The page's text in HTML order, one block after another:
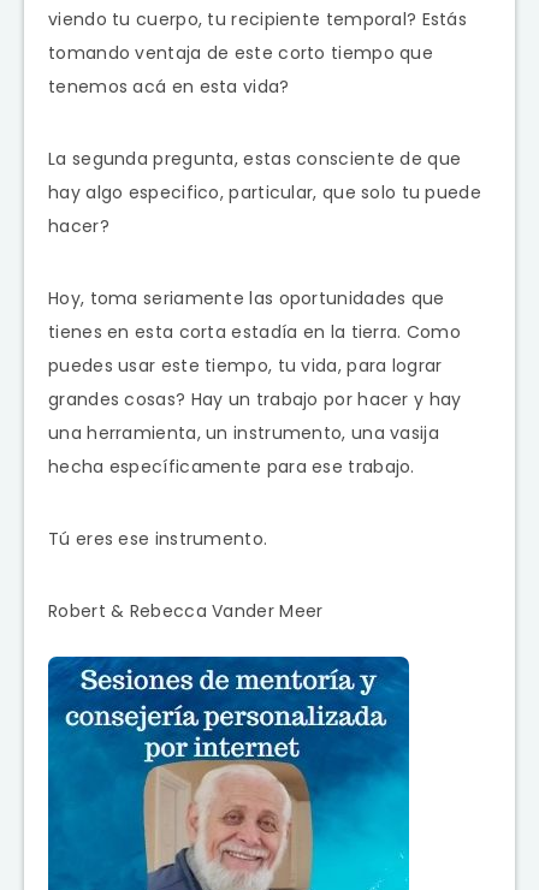
viendo tu cuerpo, tu recipiente temporal? Estás
tomando ventaja de este corto tiempo que
tenemos acá en esta vida?
La segunda pregunta, estas consciente de que
hay algo especifico, particular, que solo tu puede
hacer?
Hoy, toma seriamente las oportunidades que
tienes en esta corta estadía en la tierra. Como
puedes usar este tiempo, tu vida, para lograr
grandes cosas? Hay un trabajo por hacer y hay
una herramienta, un instrumento, una vasija
hecha específicamente para ese trabajo.
Tú eres ese instrumento.
Robert & Rebecca Vander Meer